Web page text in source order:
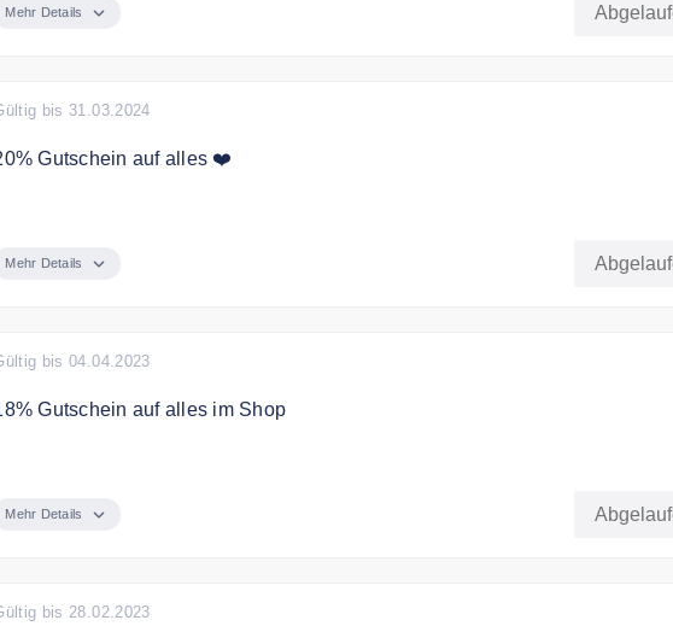
Mehr Details
bis 31.03.2024
Gutschein auf alles ❤️
Mehr Details
bis 04.04.2023
Gutschein auf alles im Shop
Mehr Details
bis 28.02.2023